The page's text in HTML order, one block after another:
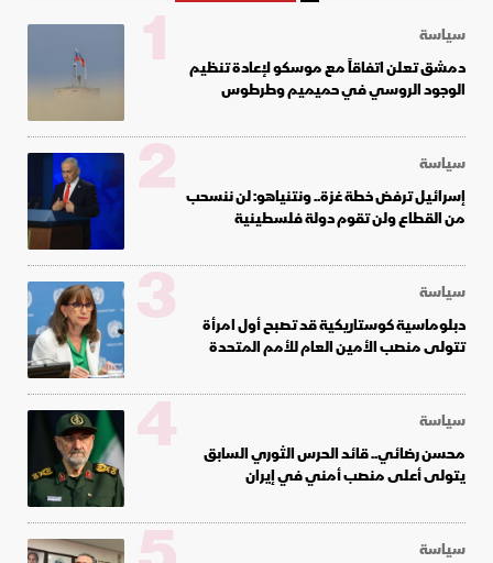
سياسة
دمشق تعلن اتفاقاً مع موسكو لإعادة تنظيم
الوجود الروسي في حميميم وطرطوس
1
سياسة
إسرائيل ترفض خطة غزة.. ونتنياهو: لن ننسحب
من القطاع ولن تقوم دولة فلسطينية
2
سياسة
دبلوماسية كوستاريكية قد تصبح أول امرأة
تتولى منصب الأمين العام للأمم المتحدة
3
سياسة
محسن رضائي.. قائد الحرس الثوري السابق
يتولى أعلى منصب أمني في إيران
4
سياسة